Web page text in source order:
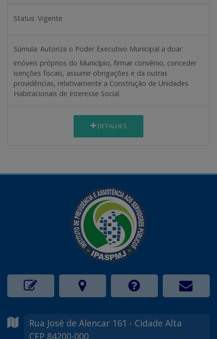
Status: Vigente
Súmula: Autoriza o Poder Executivo Municipal a doar
imóveis próprios do Município, firmar convênio, conceder
isenções fiscais, assumir obrigações e da outras
providências, relativamente a Construção de Unidades
Habitacionais de Interesse Social.
DETALHES
Rua José de Alencar 161 - Cidade Alta
CEP 84200-000